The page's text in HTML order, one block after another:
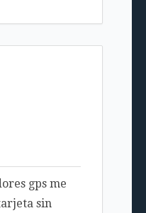
gps me
sin